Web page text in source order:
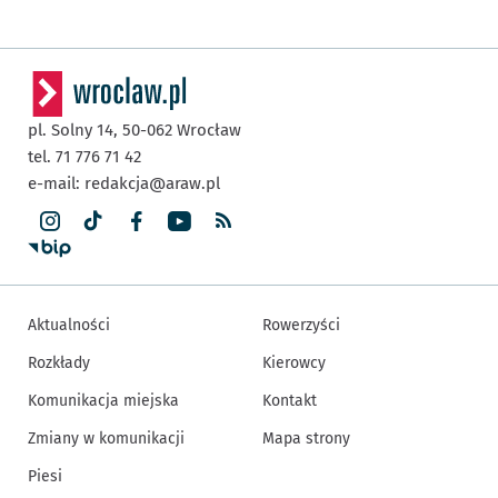
pl. Solny 14, 50-062 Wrocław
tel. 71 776 71 42
e-mail: redakcja@araw.pl
Aktualności
Rozkłady
Komunikacja miejska
Zmiany w komunikacji
Piesi
Rowerzyści
Kierowcy
Kontakt
Mapa strony